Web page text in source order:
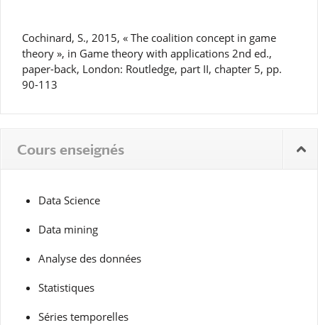
Cochinard, S., 2015, « The coalition concept in game
theory », in Game theory with applications 2nd ed.,
paper-back, London: Routledge, part II, chapter 5, pp.
90-113
Cours enseignés
Data Science
Data mining
Analyse des données
Statistiques
Séries temporelles